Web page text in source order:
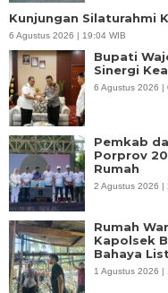
Kunjungan Silaturahmi
6 Agustus 2026 | 19:04 WIB
Bupati
Sinergi
6 Agustus 2026 |
Pemkab
Porprov
Rumah
2 Agustus 2026 |
Rumah
Kapolsek
Bahaya
1 Agustus 2026 |